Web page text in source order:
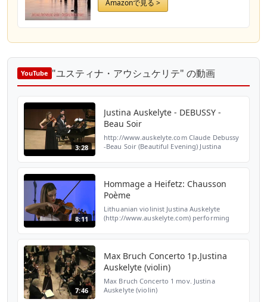
Amazonで見る >
YouTube "ユスティナ・アウシュケリテ" の動画
3:28
Justina Auskelyte - DEBUSSY -
Beau Soir
http://www.auskelyte.com Claude Debussy
-Beau Soir (Beautiful Evening) Justina
8:11
Hommage a Heifetz: Chausson
Poème
Lithuanian violinist Justina Auskelyte
(http://www.auskelyte.com) performing
7:46
Max Bruch Concerto 1p.Justina
Auskelyte (violin)
Max Bruch Concerto 1 mov. Justina
Auskelyte (violin)